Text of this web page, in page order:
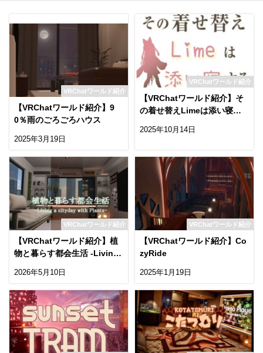
VRChatワールド紹介
【VRChatワールド紹介】9
0％雨のごろごろハウス
2025年3月19日
VRChatワールド紹介
【VRChatワールド紹介】そ
の着せ替えLimeは添い寝す
2025年10月14日
VRChatワールド紹介
【VRChatワールド紹介】植
物と暮らす都会生活 -Living
2026年5月10日
VRChatワールド紹介
【VRChatワールド紹介】Co
zyRide
2025年1月19日